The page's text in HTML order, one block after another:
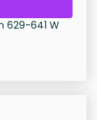
629-641 W